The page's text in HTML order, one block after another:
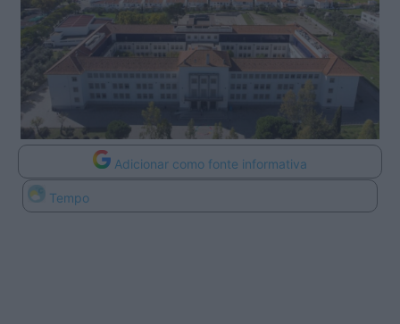
Adicionar como fonte informativa
Tempo